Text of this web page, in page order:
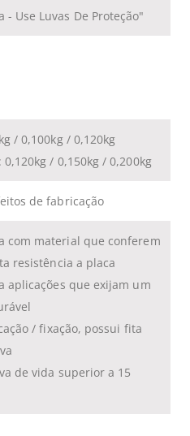
- Use Luvas De Proteção"
/ 0,100kg / 0,120kg
0,120kg / 0,150kg / 0,200kg
de fabricação
com material que conferem
resistência a placa
aplicações que exijam um
/ fixação, possui fita
de vida superior a 15